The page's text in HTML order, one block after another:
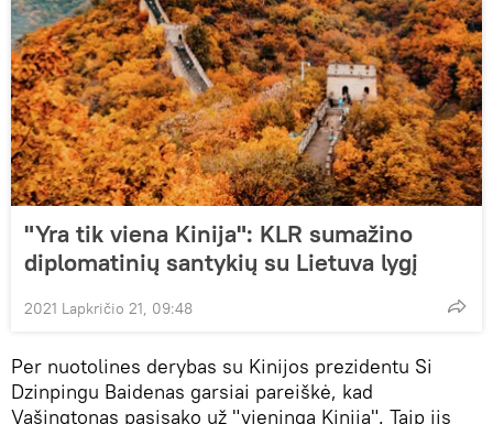
"Yra tik viena Kinija": KLR sumažino
diplomatinių santykių su Lietuva lygį
2021 Lapkričio 21, 09:48
Per nuotolines derybas su Kinijos prezidentu Si
Dzinpingu Baidenas garsiai pareiškė, kad
Vašingtonas pasisako už "vieningą Kiniją". Taip jis